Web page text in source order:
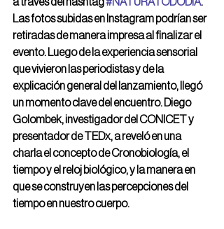
Las fotos subidas en Instagram podrían ser
retiradas de manera impresa al finalizar el
evento. Luego de la experiencia sensorial
que vivieron las periodistas y de la
explicación general del lanzamiento, llegó
un momento clave del encuentro. Diego
Golombek, investigador del CONICET y
presentador de TEDx, a reveló en una
charla el concepto de Cronobiología, el
tiempo y el reloj biológico, y la manera en
que se construyen las percepciones del
tiempo en nuestro cuerpo.